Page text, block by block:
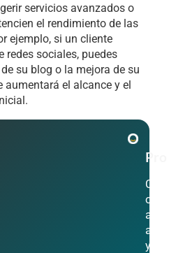
servicios avanzados o
el rendimiento de las
ejemplo, si un cliente
redes sociales, puedes
su blog o la mejora de su
aumentará el alcance y el
y